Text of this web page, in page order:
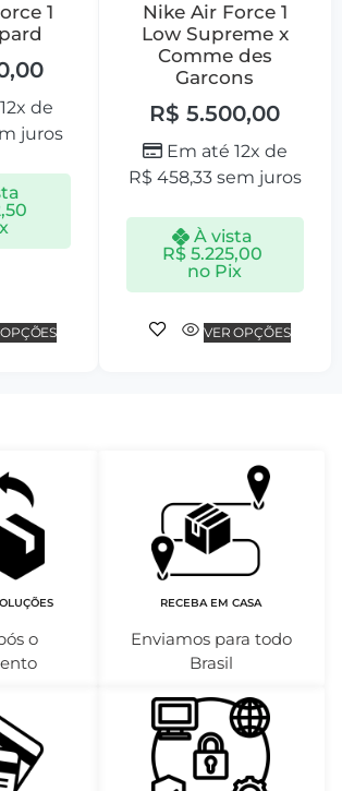
1
de
juros
Nike Air Force 1
Low Supreme x
Comme des
Garcons
R$ 5.500,00
Em até 12x de
R$ 458,33sem juros
À vista
R$ 5.225,00
no Pix
VER OPÇÕES
o
RECEBA EM CASA
Enviamos para todo
Brasil